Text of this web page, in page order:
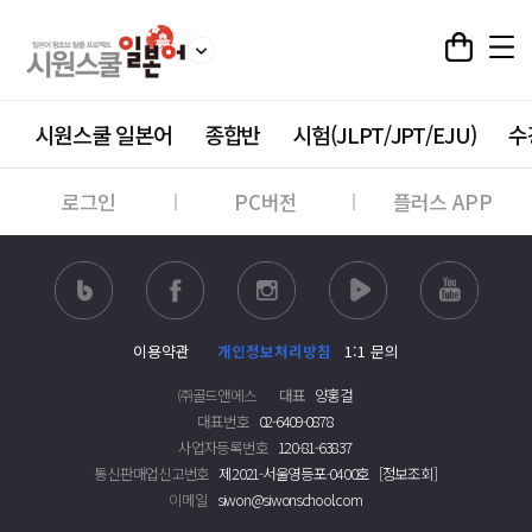
시원스쿨 일본어 종합반 시험(JLPT/JPT/EJU)
로그인 PC버전 플러스 APP
이용약관 개인정보처리방침
1:1 문의
㈜골드앤에스
대표 양홍걸
대표번호 02-6409-0878
사업자등록번호 120-81-63837
통신판매업신고번호 제2021-서울영등포-0400호 [정보조회]
이메일 siwon@siwonschool.com